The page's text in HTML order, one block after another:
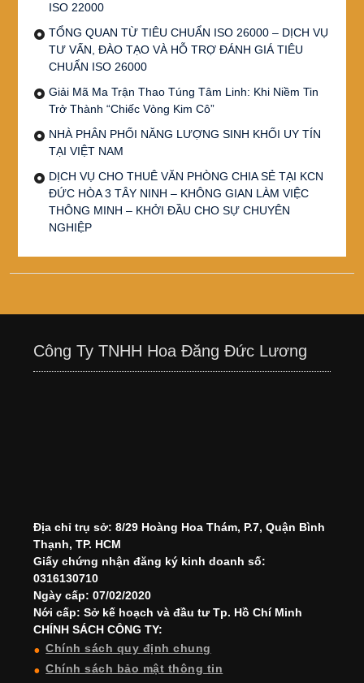
ISO 22000
TỔNG QUAN TỪ TIÊU CHUẨN ISO 26000 – DỊCH VỤ
TƯ VẤN, ĐÀO TẠO VÀ HỖ TRỢ ĐÁNH GIÁ TIÊU
CHUẨN ISO 26000
Giải Mã Ma Trận Thao Túng Tâm Linh: Khi Niềm Tin
Trở Thành “Chiếc Vòng Kim Cô”
NHÀ PHÂN PHỐI NĂNG LƯỢNG SINH KHỐI UY TÍN
TẠI VIỆT NAM
DỊCH VỤ CHO THUÊ VĂN PHÒNG CHIA SẺ TẠI KCN
ĐỨC HÒA 3 TÂY NINH – KHÔNG GIAN LÀM VIỆC
THÔNG MINH – KHỞI ĐẦU CHO SỰ CHUYÊN
NGHIỆP
Công Ty TNHH Hoa Đăng Đức Lương
Địa chỉ trụ sở: 8/29 Hoàng Hoa Thám, P.7, Quận Bình
Thạnh, TP. HCM
Giấy chứng nhận đăng ký kinh doanh số:
0316130710
Ngày cấp: 07/02/2020
Nới cấp: Sở kế hoạch và đầu tư Tp. Hồ Chí Minh
CHÍNH SÁCH CÔNG TY:
Chính sách quy định chung
Chính sách bảo mật thông tin